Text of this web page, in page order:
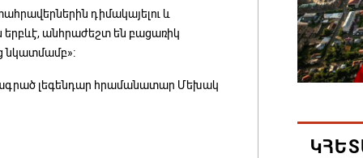
դիմակայելու և
անհրաժեշտ են բացառիկ
նկատմամբ»։
լեգենդար հրամանատար Մեխակ
նիստը